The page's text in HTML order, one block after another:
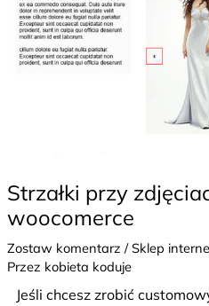
Strzałki przy
woocomerce
Zostaw komentarz /Sklep
Przez kobieta koduje
Jeśli chcesz zrobić